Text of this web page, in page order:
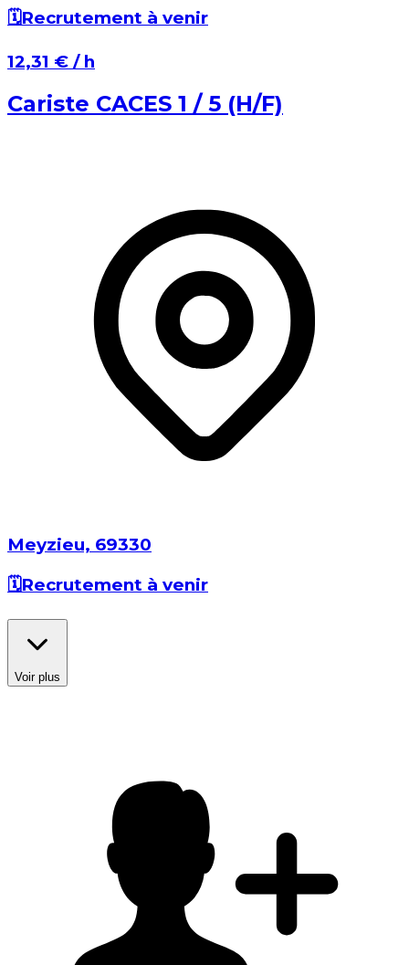
🗓️Recrutement à venir
⁨12,31 €⁩ / h
Cariste CACES 1 / 5 (H/F)
Meyzieu⁩, ⁨69330⁩
🗓️Recrutement à venir
Voir plus